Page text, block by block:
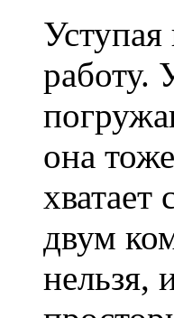
работу.
она
хватает
двум
нельзя,